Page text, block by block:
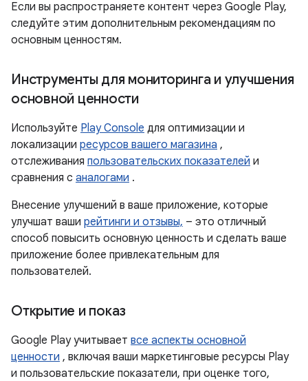
Если вы распространяете контент через Google Play,
следуйте этим дополнительным рекомендациям по
основным ценностям.
Инструменты для мониторинга и улучшения
основной ценности
Используйте Play Console для оптимизации и
локализации ресурсов вашего магазина ,
отслеживания пользовательских показателей и
сравнения с аналогами .
Внесение улучшений в ваше приложение, которые
улучшат ваши рейтинги и отзывы, – это отличный
способ повысить основную ценность и сделать ваше
приложение более привлекательным для
пользователей.
Открытие и показ
Google Play учитывает все аспекты основной
ценности , включая ваши маркетинговые ресурсы Play
и пользовательские показатели, при оценке того,